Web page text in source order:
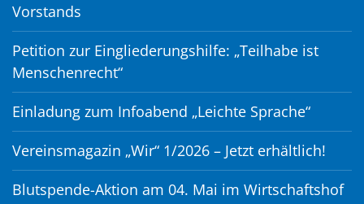
Vorstands
Petition zur Eingliederungshilfe: „Teilhabe ist
Menschenrecht“
Einladung zum Infoabend „Leichte Sprache“
Vereinsmagazin „Wir“ 1/2026 – Jetzt erhältlich!
Blutspende-Aktion am 04. Mai im Wirtschaftshof